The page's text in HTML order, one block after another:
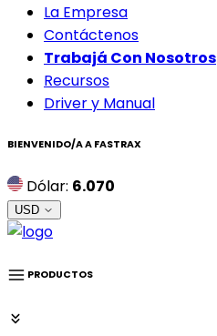
La Empresa
Contáctenos
Trabajá Con Nosotros
Recursos
Driver y Manual
BIENVENIDO/A A FASTRAX
Dólar: 6.070
USD
PRODUCTOS